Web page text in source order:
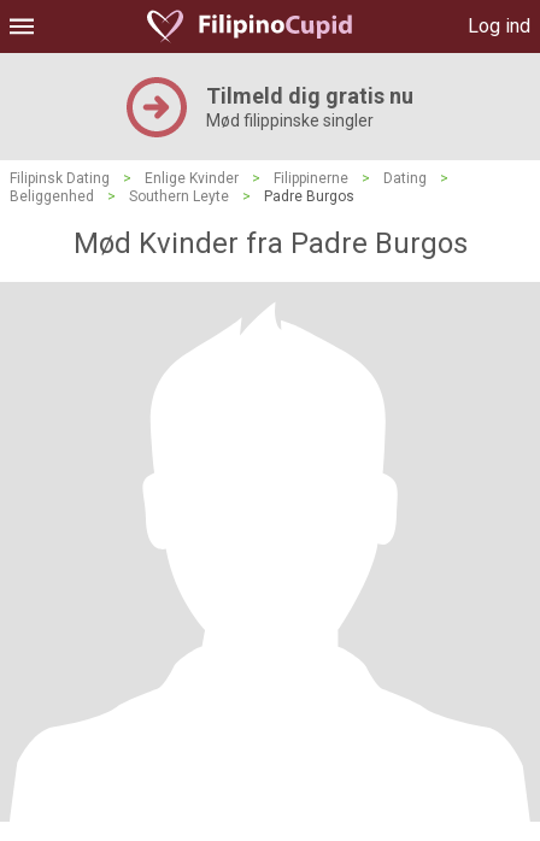
Log ind
Tilmeld dig gratis nu
Mød filippinske singler
Filipinsk Dating > Enlige Kvinder > Filippinerne > Dating
>
Beliggenhed
> Southern Leyte > Padre Burgos
Mød Kvinder fra Padre Burgos